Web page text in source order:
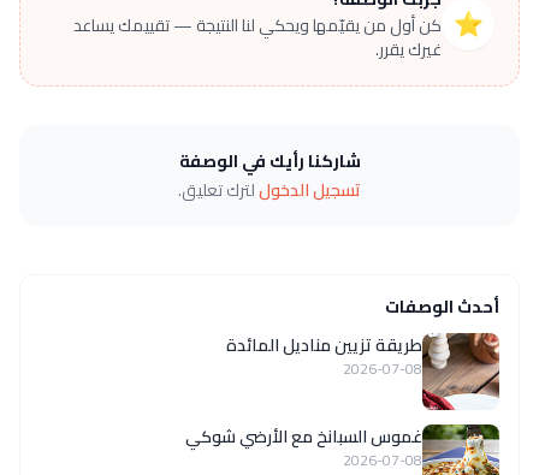
⭐ كن أول من يقيّمها ويحكي لنا النتيجة — تقييمك يساعد
غيرك يقرر.
شاركنا رأيك في الوصفة
تسجيل الدخوللترك تعليق.
أحدث الوصفات
طريقة تزيين مناديل المائدة
2026-07-08
غموس السبانخ مع الأرضي شوكي
2026-07-08